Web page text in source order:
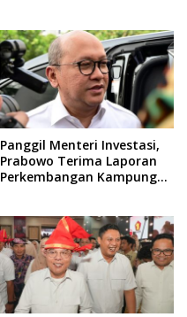
Panggil Menteri Investasi,
Prabowo Terima Laporan
Perkembangan Kampung